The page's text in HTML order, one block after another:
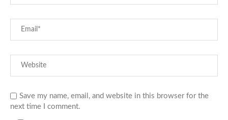
Save my name, email, and website in this browser for the
next time I comment.